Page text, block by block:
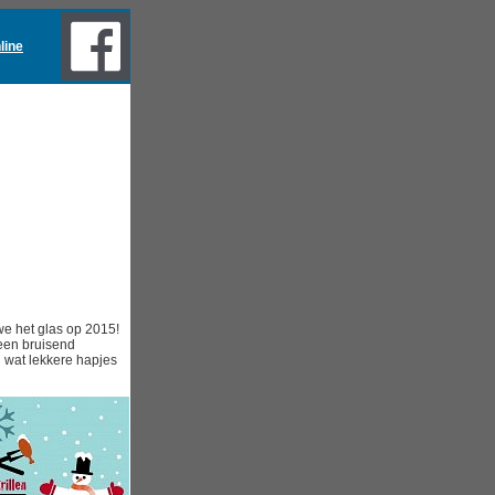
het glas op 2015!
bruisend
lekkere hapjes